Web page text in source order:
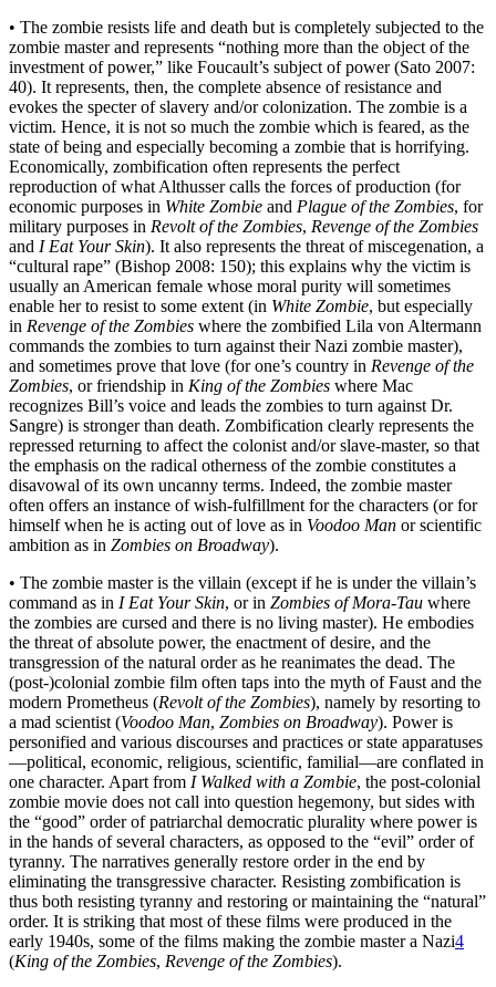
• The zombie resists life and death but is completely subjected to the
zombie master and represents “nothing more than the object of the
investment of power,” like Foucault’s subject of power (Sato 2007:
40). It represents, then, the complete absence of resistance and
evokes the specter of slavery and/or colonization. The zombie is a
victim. Hence, it is not so much the zombie which is feared, as the
state of being and especially becoming a zombie that is horrifying.
Economically, zombification often represents the perfect
reproduction of what Althusser calls the forces of production (for
economic purposes in White Zombie and Plague of the Zombies, for
military purposes in Revolt of the Zombies, Revenge of the Zombies
and I Eat Your Skin). It also represents the threat of miscegenation, a
“cultural rape” (Bishop 2008: 150); this explains why the victim is
usually an American female whose moral purity will sometimes
enable her to resist to some extent (in White Zombie, but especially
in Revenge of the Zombies where the zombified Lila von Altermann
commands the zombies to turn against their Nazi zombie master),
and sometimes prove that love (for one’s country in Revenge of the
Zombies, or friendship in King of the Zombies where Mac
recognizes Bill’s voice and leads the zombies to turn against Dr.
Sangre) is stronger than death. Zombification clearly represents the
repressed returning to affect the colonist and/or slave-master, so that
the emphasis on the radical otherness of the zombie constitutes a
disavowal of its own uncanny terms. Indeed, the zombie master
often offers an instance of wish-fulfillment for the characters (or for
himself when he is acting out of love as in Voodoo Man or scientific
ambition as in Zombies on Broadway).
• The zombie master is the villain (except if he is under the villain’s
command as in I Eat Your Skin, or in Zombies of Mora-Tau where
the zombies are cursed and there is no living master). He embodies
the threat of absolute power, the enactment of desire, and the
transgression of the natural order as he reanimates the dead. The
(post-)colonial zombie film often taps into the myth of Faust and the
modern Prometheus (Revolt of the Zombies), namely by resorting to
a mad scientist (Voodoo Man, Zombies on Broadway). Power is
personified and various discourses and practices or state apparatuses
—political, economic, religious, scientific, familial—are conflated in
one character. Apart from I Walked with a Zombie, the post-colonial
zombie movie does not call into question hegemony, but sides with
the “good” order of patriarchal democratic plurality where power is
in the hands of several characters, as opposed to the “evil” order of
tyranny. The narratives generally restore order in the end by
eliminating the transgressive character. Resisting zombification is
thus both resisting tyranny and restoring or maintaining the “natural”
order. It is striking that most of these films were produced in the
early 1940s, some of the films making the zombie master a Nazi4
(King of the Zombies, Revenge of the Zombies).